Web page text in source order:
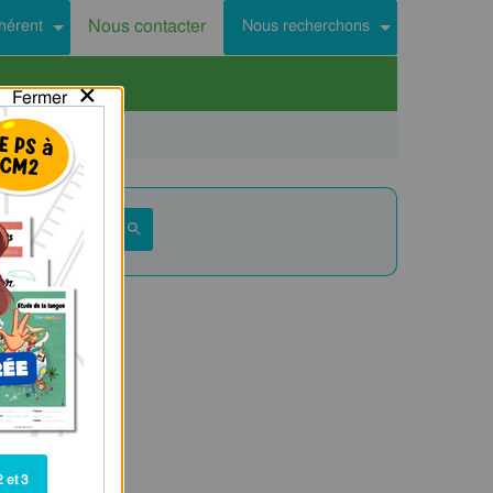
Nous contacter Nous recherchons
Fermer×
et 3